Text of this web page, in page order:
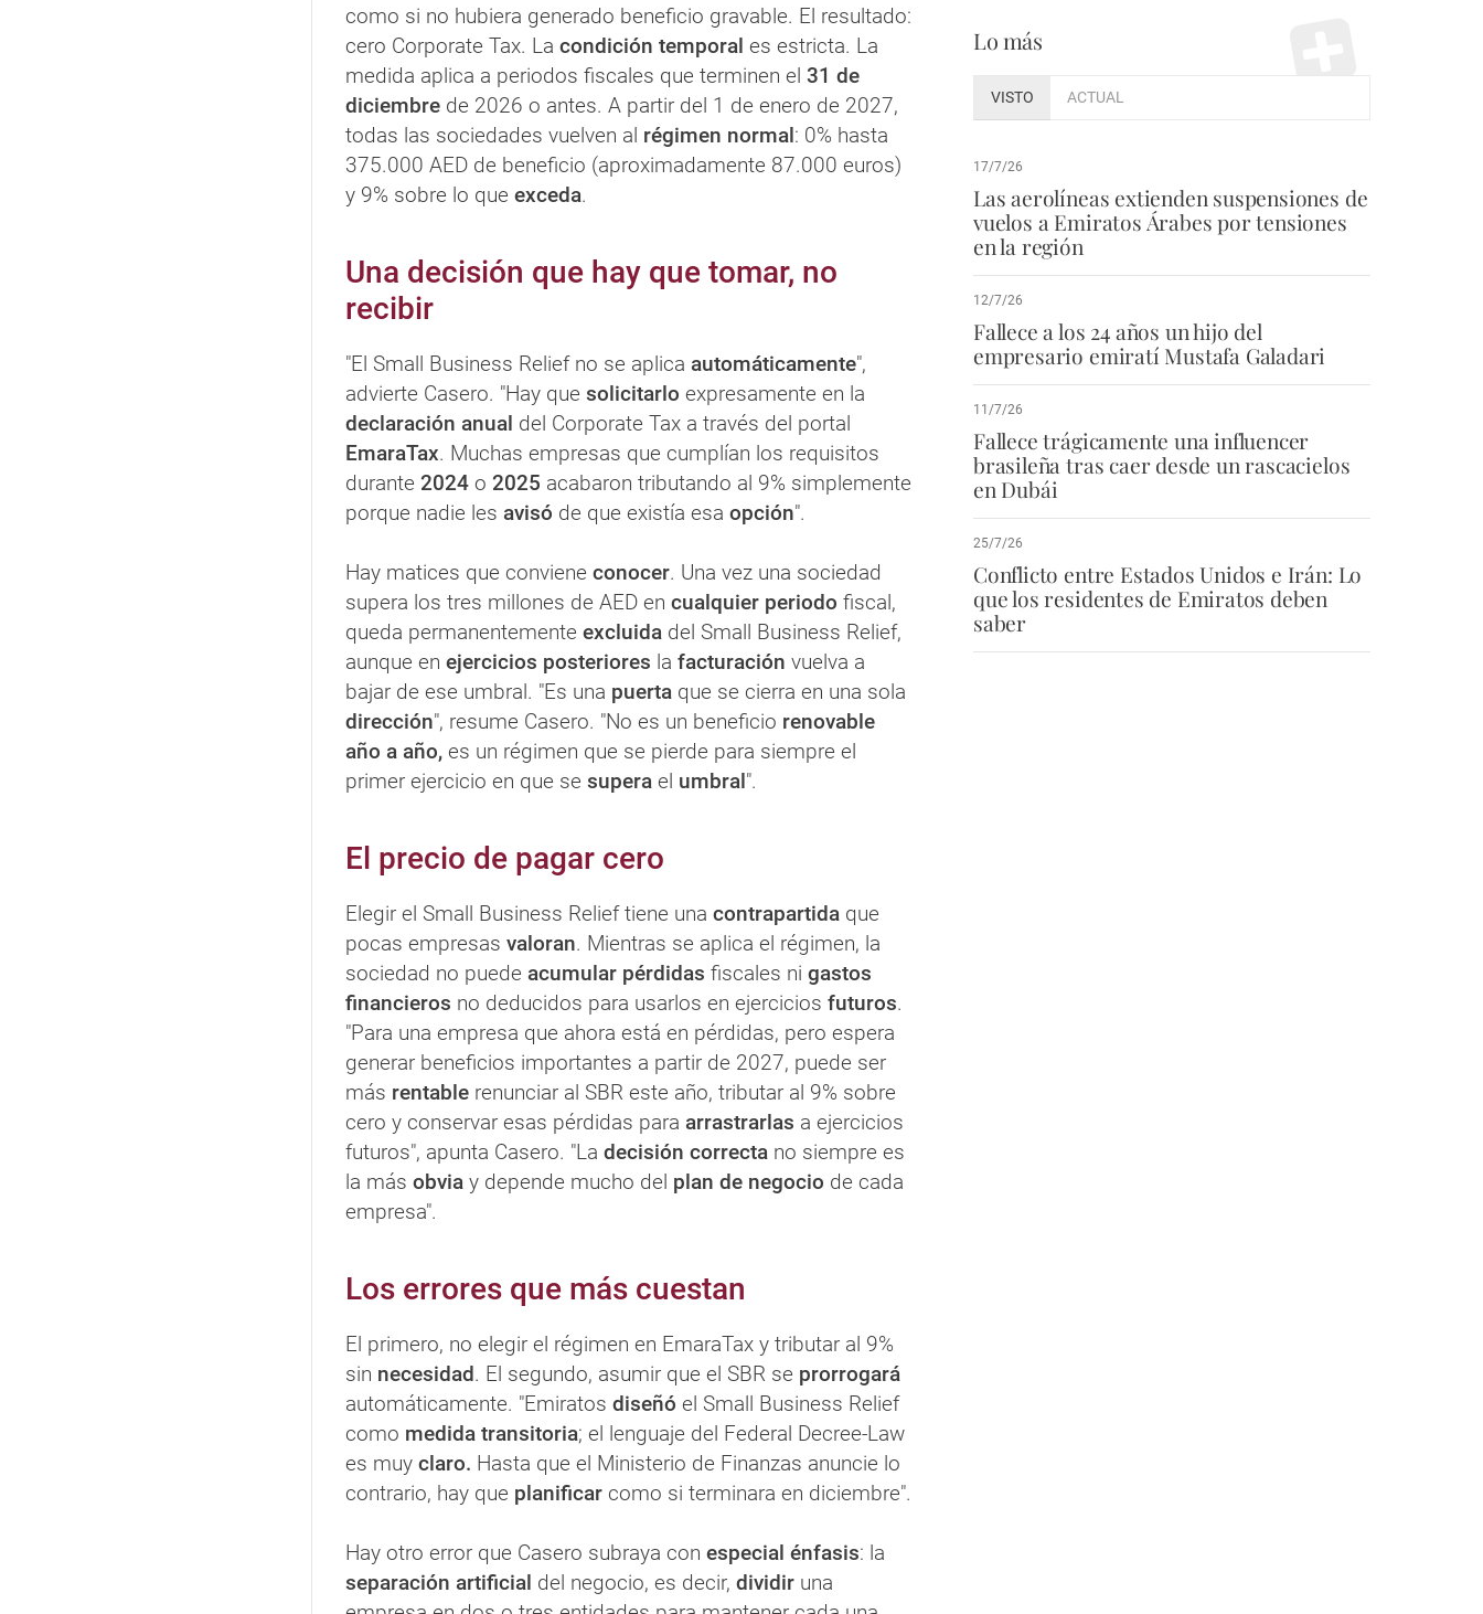
como si no hubiera generado beneficio gravable. El resultado:
cero Corporate Tax. La condición temporal es estricta. La
medida aplica a periodos fiscales que terminen el 31 de
diciembre de 2026 o antes. A partir del 1 de enero de 2027,
todas las sociedades vuelven al régimen normal: 0% hasta
375.000 AED de beneficio (aproximadamente 87.000 euros)
y 9% sobre lo que exceda.
Una decisión que hay que tomar, no
recibir
"El Small Business Relief no se aplica automáticamente",
advierte Casero. "Hay que solicitarlo expresamente en la
declaración anual del Corporate Tax a través del portal
EmaraTax. Muchas empresas que cumplían los requisitos
durante 2024 o 2025 acabaron tributando al 9% simplemente
porque nadie les avisó de que existía esa opción".
Hay matices que conviene conocer. Una vez una sociedad
supera los tres millones de AED en cualquier periodo fiscal,
queda permanentemente excluida del Small Business Relief,
aunque en ejercicios posteriores la facturación vuelva a
bajar de ese umbral. "Es una puerta que se cierra en una sola
dirección", resume Casero. "No es un beneficio renovable
año a año, es un régimen que se pierde para siempre el
primer ejercicio en que se supera el umbral".
El precio de pagar cero
Elegir el Small Business Relief tiene una contrapartida que
pocas empresas valoran. Mientras se aplica el régimen, la
sociedad no puede acumular pérdidas fiscales ni gastos
financieros no deducidos para usarlos en ejercicios futuros.
"Para una empresa que ahora está en pérdidas, pero espera
generar beneficios importantes a partir de 2027, puede ser
más rentable renunciar al SBR este año, tributar al 9% sobre
cero y conservar esas pérdidas para arrastrarlas a ejercicios
futuros", apunta Casero. "La decisión correcta no siempre es
la más obvia y depende mucho del plan de negocio de cada
empresa".
Los errores que más cuestan
El primero, no elegir el régimen en EmaraTax y tributar al 9%
sin necesidad. El segundo, asumir que el SBR se prorrogará
automáticamente. "Emiratos diseñó el Small Business Relief
como medida transitoria; el lenguaje del Federal Decree-Law
es muy claro. Hasta que el Ministerio de Finanzas anuncie lo
contrario, hay que planificar como si terminara en diciembre".
Hay otro error que Casero subraya con especial énfasis: la
separación artificial del negocio, es decir, dividir una
Lo más
VISTO ACTUAL
17/7/26
Las aerolíneas extienden suspensiones de
vuelos a Emiratos Árabes por tensiones
en la región
12/7/26
Fallece a los 24 años un hijo del
empresario emiratí Mustafa Galadari
11/7/26
Fallece trágicamente una influencer
brasileña tras caer desde un rascacielos
en Dubái
25/7/26
Conflicto entre Estados Unidos e Irán: Lo
que los residentes de Emiratos deben
saber